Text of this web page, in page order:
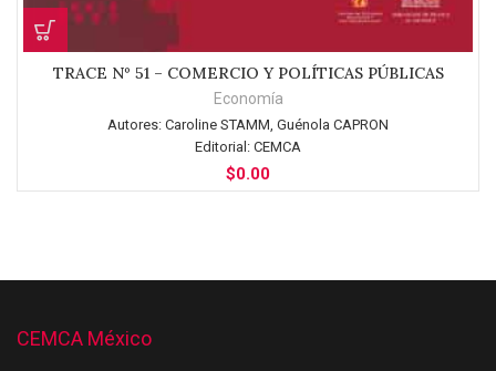
TRACE Nº 51 – COMERCIO Y POLÍTICAS PÚBLICAS
Economía
Autores: Caroline STAMM, Guénola CAPRON
Editorial: CEMCA
$0.00
CEMCA México